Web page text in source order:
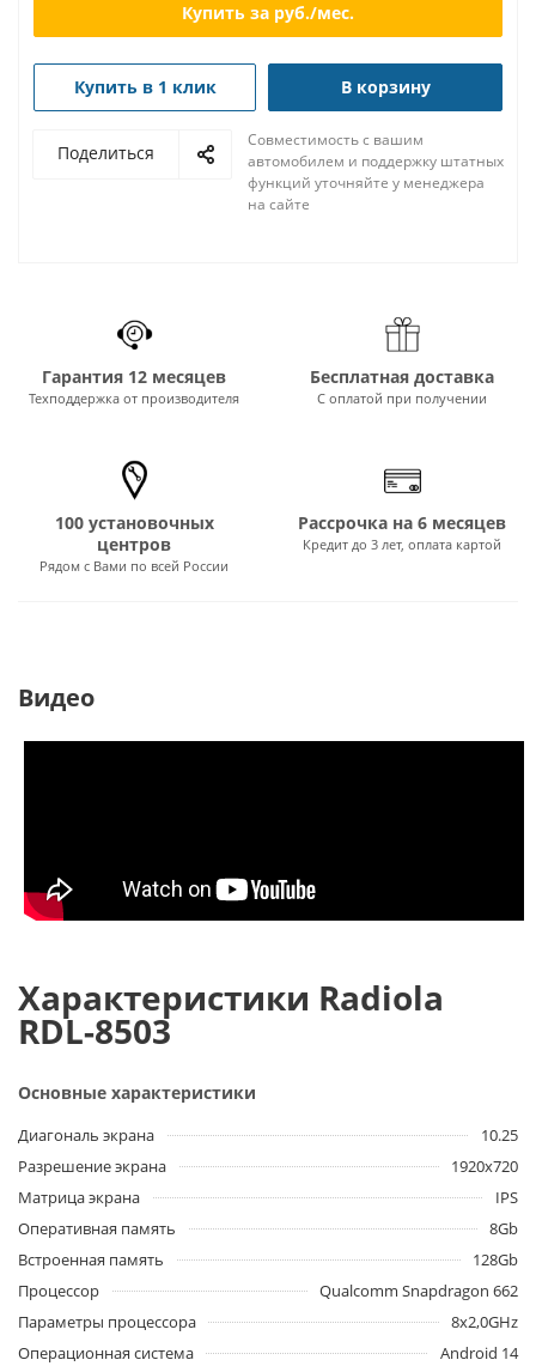
Купить за руб./мес.
Купить в 1 клик В корзину
Поделиться
Совместимость с вашим
автомобилем и поддержку штатных
функций уточняйте у менеджера
на сайте
Гарантия 12 месяцев
Техподдержка от производителя
Бесплатная доставка
С оплатой при получении
100 установочных
центров
Рядом с Вами по всей России
Рассрочка на 6 месяцев
Кредит до 3 лет, оплата картой
Видео
Характеристики Radiola
RDL-8503
Основные характеристики
Диагональ экрана
10.25
Разрешение экрана
1920х720
Матрица экрана
IPS
Оперативная память
8Gb
Встроенная память
128Gb
Процессор
Qualcomm Snapdragon 662
Параметры процессора
8x2,0GHz
Операционная система
Android 14